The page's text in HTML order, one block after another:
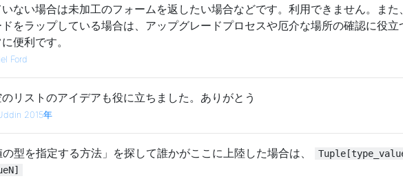
ない場合は未加工のフォームを返したい場合などです。利用できません。また
ドをラップしている場合は、アップグレードプロセスや厄介な場所の確認に役立
便利です。
Ford
リストのアイデアも役に立ちました。ありがとう
2015年
の型を指定する方法」を探して誰かがここに上陸した場合は、